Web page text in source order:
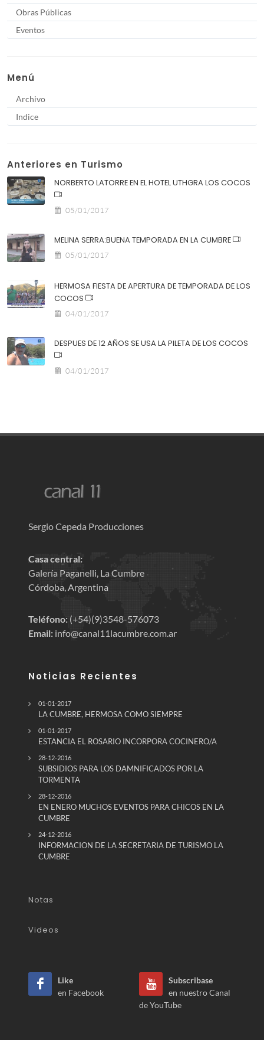
Obras Públicas
Eventos
Menú
Archivo
Indice
Anteriores en Turismo
NORBERTO LATORRE EN EL HOTEL UTHGRA LOS COCOS
05/01/2017
MELINA SERRA:BUENA TEMPORADA EN LA CUMBRE
05/01/2017
HERMOSA FIESTA DE APERTURA DE TEMPORADA DE LOS
COCOS
04/01/2017
DESPUES DE 12 AÑOS SE USA LA PILETA DE LOS COCOS
04/01/2017
Sergio Cepeda Producciones
Casa central:
Galería Paganelli, La Cumbre
Córdoba, Argentina
Teléfono: (+54)(9)3548-576073
Email: info@canal11lacumbre.com.ar
Noticias Recientes
01-01-2017
LA CUMBRE, HERMOSA COMO SIEMPRE
01-01-2017
ESTANCIA EL ROSARIO INCORPORA COCINERO/A
28-12-2016
SUBSIDIOS PARA LOS DAMNIFICADOS POR LA
TORMENTA
28-12-2016
EN ENERO MUCHOS EVENTOS PARA CHICOS EN LA
CUMBRE
24-12-2016
INFORMACION DE LA SECRETARIA DE TURISMO LA
CUMBRE
Notas
Videos
Like
en Facebook
Subscribase
en nuestro Canal
de YouTube